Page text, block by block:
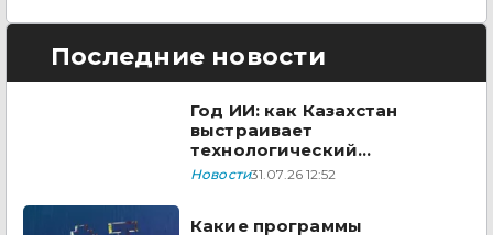
Последние новости
Год ИИ: как Казахстан
выстраивает
технологический
суверенитет в 2026 году
Новости31.07.26 12:52
Какие программы